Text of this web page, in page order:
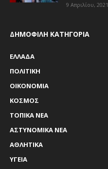
9 Απριλίου, 2021
ΔΗΜΟΦΙΛΗ ΚΑΤΗΓΟΡΙΑ
ΕΛΛΑΔΑ
ΠΟΛΙΤΙΚΗ
ΟΙΚΟΝΟΜΙΑ
ΚΟΣΜΟΣ
ΤΟΠΙΚΑ ΝΕΑ
ΑΣΤΥΝΟΜΙΚΑ ΝΕΑ
ΑΘΛΗΤΙΚΑ
ΥΓΕΙΑ